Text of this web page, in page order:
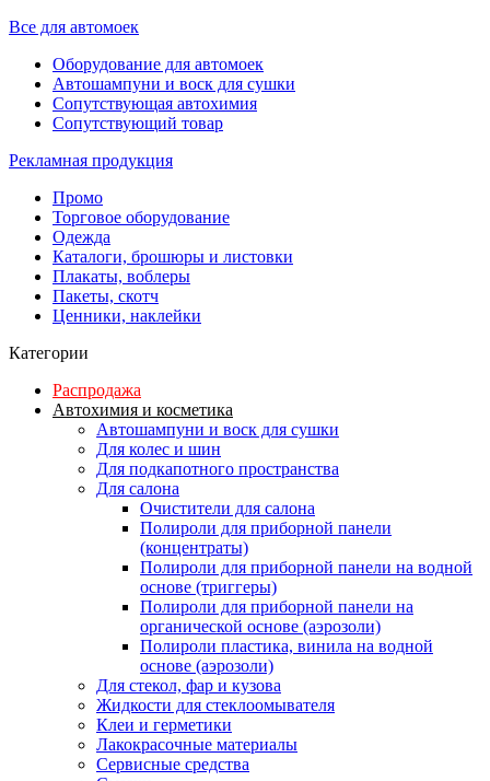
Все для автомоек
Оборудование для автомоек
Автошампуни и воск для сушки
Сопутствующая автохимия
Сопутствующий товар
Рекламная продукция
Промо
Торговое оборудование
Одежда
Каталоги, брошюры и листовки
Плакаты, воблеры
Пакеты, скотч
Ценники, наклейки
Категории
Распродажа
Автохимия и косметика
Автошампуни и воск для сушки
Для колес и шин
Для подкапотного пространства
Для салона
Очистители для салона
Полироли для приборной панели
(концентраты)
Полироли для приборной панели на водной
основе (триггеры)
Полироли для приборной панели на
органической основе (аэрозоли)
Полироли пластика, винила на водной
основе (аэрозоли)
Для стекол, фар и кузова
Жидкости для стеклоомывателя
Клеи и герметики
Лакокрасочные материалы
Сервисные средства